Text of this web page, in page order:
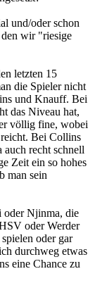
und/oder schon
wir "riesige
letzten 15
die Spieler nicht
und Knauff. Bei
das Niveau hat,
völlig fine, wobei
reicht. Bei Collins
recht schnell
Zeit ein so hohes
man sein
oder Njinma, die
oder Werder
oder gar
durchweg etwas
eine Chance zu